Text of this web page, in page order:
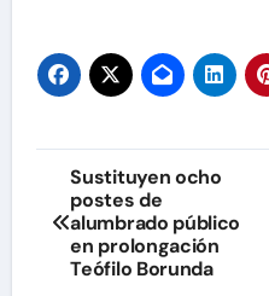
Navegación
de
entradas
Sustituyen ocho
postes de
alumbrado público
en prolongación
Teófilo Borunda